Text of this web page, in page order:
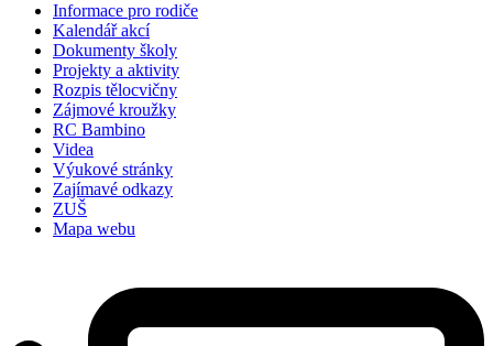
Informace pro rodiče
Kalendář akcí
Dokumenty školy
Projekty a aktivity
Rozpis tělocvičny
Zájmové kroužky
RC Bambino
Videa
Výukové stránky
Zajímavé odkazy
ZUŠ
Mapa webu